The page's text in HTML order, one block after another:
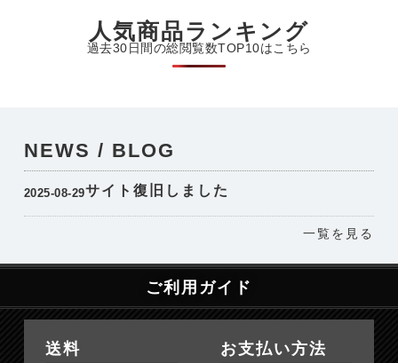
人気商品ランキング
過去30日間の総閲覧数TOP10はこちら
NEWS / BLOG
2025-08-29サイト復旧しました
一覧を見る
ご利用ガイド
送料
お支払い方法